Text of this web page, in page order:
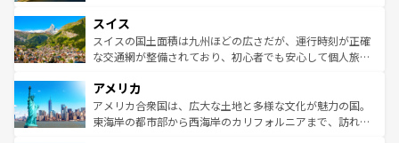
れる地方に足を運ぶとそれぞれで全く異なる文化を体験で
きるだろう。 なお、新着のフランス情報はコンテンツ一覧
を参照してほしい。
は、お酒好きな人にはぜひ体験してほしい。 なお、新着の
ドイツ情報はコンテンツ一覧を参照してほしい。
リアごとに異なる魅力がある。また、優雅なアフタヌーン
ティー、ビール好きにはたまらない英国パブ、サッカー観
戦など、本場だからこそできる体験も豊富。イギリスを旅
ンツ一覧を参照してほしい。
スイス
スイスの国土面積は九州ほどの広さだが、運行時刻が正確
な交通網が整備されており、初心者でも安心して個人旅行
の建物がそのまま残る町や、スイスならではのユニークな
博物館もあり、アルプス観光だけでなく町歩きも満喫する
ことができる。国民の所得が高いため物価も高いが、旅行
アメリカ
アメリカ合衆国は、広大な土地と多様な文化が魅力の国。
東海岸の都市部から西海岸のカリフォルニアまで、訪れる